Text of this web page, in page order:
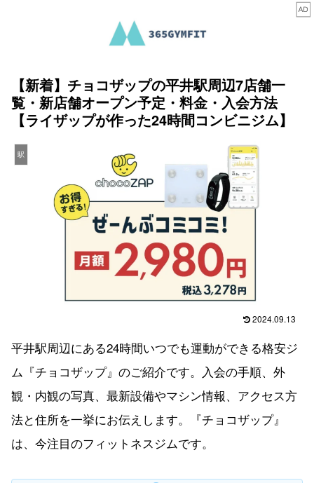
【新着】チョコザップの平井駅周辺7店舗一
覧・新店舗オープン予定・料金・入会方法
【ライザップが作った24時間コンビニジム】
駅
2024.09.13
平井駅周辺にある24時間いつでも運動ができる格安ジ
ム『チョコザップ』のご紹介です。入会の手順、外
観・内観の写真、最新設備やマシン情報、アクセス方
法と住所を一挙にお伝えします。『チョコザップ』
は、今注目のフィットネスジムです。